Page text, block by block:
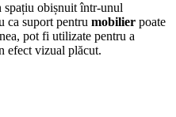
spațiu obișnuit într-unul
ca suport pentru mobilier poate
pot fi utilizate pentru a
efect vizual plăcut.